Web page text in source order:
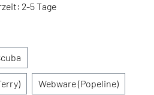
2-5 Tage
Webware (Popeline)